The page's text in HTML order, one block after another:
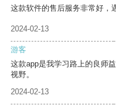
这款软件的售后服务非常好，
2024-02-13
游客
这款app是我学习路上的良师
视野。
2024-02-13